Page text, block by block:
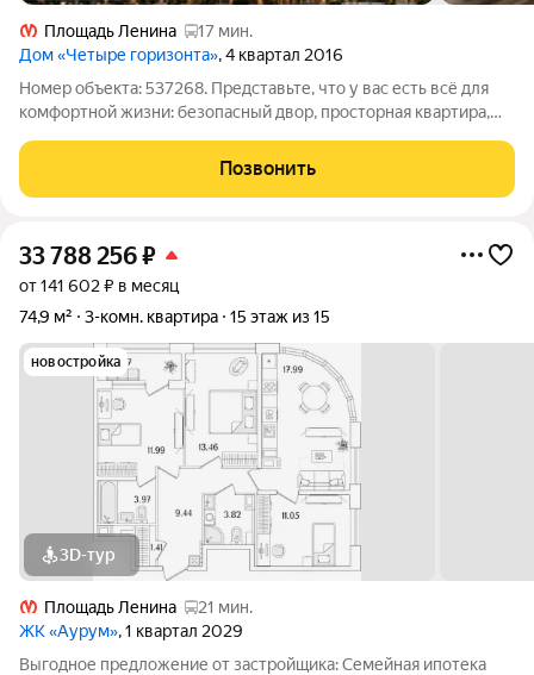
Площадь Ленина
17 мин.
Дом «Четыре горизонта», 4 квартал 2016
Номер объекта: 537268. Представьте, что у вас есть всё для
комфортной жизни: безопасный двор, просторная квартира,
Здесь жизнь складывается легко: утром кофе на кухне-
гостиной с видом во
Позвонить
33 788 256₽
от 141 602 ₽ в месяц
74,9 м²
3-комн. квартира 15 этаж из 15
новостройка
3D-тур
Площадь Ленина
21 мин.
ЖК «Аурум», 1 квартал 2029
Выгодное предложение от застройщика: Семейная ипотека